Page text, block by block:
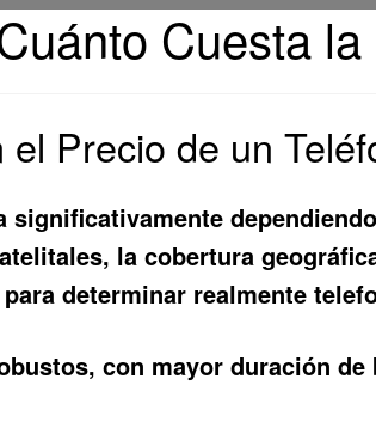
Cuesta
Precio de un
la cobertura
determinar realmente
con mayor duración